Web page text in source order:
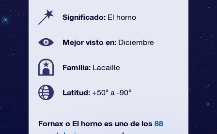
Significado: El horno
Mejor visto en: Diciembre
Familia: Lacaille
Latitud: +50° a -90°
Fornax o El horno es uno de los 88